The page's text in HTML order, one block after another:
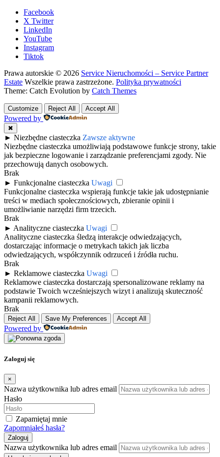
Facebook
X Twitter
LinkedIn
YouTube
Instagram
Tiktok
Prawa autorskie © 2026 Service Nieruchomości – Service Partner
Estate Wszelkie prawa zastrzeżone. Polityka prywatności
Theme: Catch Evolution by Catch Themes
Customize Reject All Accept All
Powered by
✖
► Niezbędne ciasteczka Zawsze aktywne
Niezbędne ciasteczka umożliwiają podstawowe funkcje strony, takie
jak bezpieczne logowanie i zarządzanie preferencjami zgody. Nie
przechowują danych osobowych.
Brak
► Funkcjonalne ciasteczka Uwagi
Funkcjonalne ciasteczka wspierają funkcje takie jak udostępnianie
treści w mediach społecznościowych, zbieranie opinii i
umożliwianie narzędzi firm trzecich.
Brak
► Analityczne ciasteczka Uwagi
Analityczne ciasteczka śledzą interakcje odwiedzających,
dostarczając informacje o metrykach takich jak liczba
odwiedzających, współczynnik odrzuceń i źródła ruchu.
Brak
► Reklamowe ciasteczka Uwagi
Reklamowe ciasteczka dostarczają spersonalizowane reklamy na
podstawie Twoich wcześniejszych wizyt i analizują skuteczność
kampanii reklamowych.
Brak
Reject All Save My Preferences Accept All
Powered by
Zaloguj się
×
Nazwa użytkownika lub adres email
Hasło
Zapamiętaj mnie
Zapomniałeś hasła?
Zaloguj
Nazwa użytkownika lub adres email